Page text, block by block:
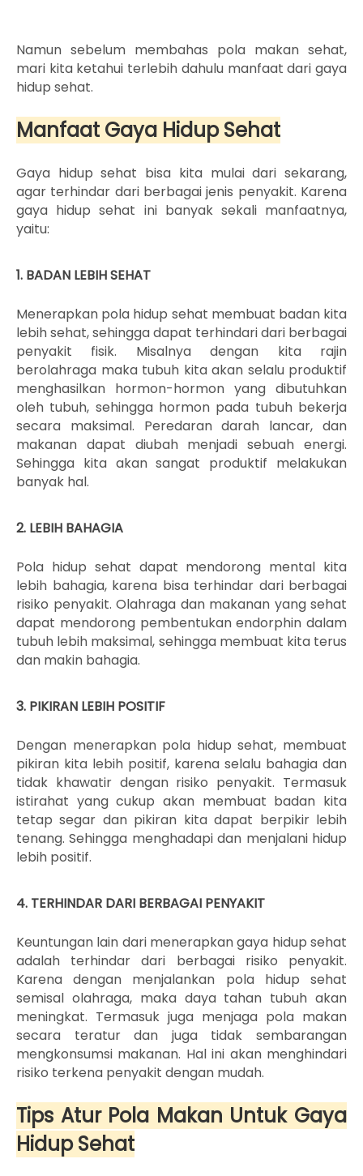
Namun sebelum membahas pola makan sehat,
mari kita ketahui terlebih dahulu manfaat dari gaya
hidup sehat.
Manfaat Gaya Hidup Sehat
Gaya hidup sehat bisa kita mulai dari sekarang,
agar terhindar dari berbagai jenis penyakit. Karena
gaya hidup sehat ini banyak sekali manfaatnya,
yaitu:
1. BADAN LEBIH SEHAT
Menerapkan pola hidup sehat membuat badan kita
lebih sehat, sehingga dapat terhindari dari berbagai
penyakit fisik. Misalnya dengan kita rajin
berolahraga maka tubuh kita akan selalu produktif
menghasilkan hormon-hormon yang dibutuhkan
oleh tubuh, sehingga hormon pada tubuh bekerja
secara maksimal. Peredaran darah lancar, dan
makanan dapat diubah menjadi sebuah energi.
Sehingga kita akan sangat produktif melakukan
banyak hal.
2. LEBIH BAHAGIA
Pola hidup sehat dapat mendorong mental kita
lebih bahagia, karena bisa terhindar dari berbagai
risiko penyakit. Olahraga dan makanan yang sehat
dapat mendorong pembentukan endorphin dalam
tubuh lebih maksimal, sehingga membuat kita terus
dan makin bahagia.
3. PIKIRAN LEBIH POSITIF
Dengan menerapkan pola hidup sehat, membuat
pikiran kita lebih positif, karena selalu bahagia dan
tidak khawatir dengan risiko penyakit. Termasuk
istirahat yang cukup akan membuat badan kita
tetap segar dan pikiran kita dapat berpikir lebih
tenang. Sehingga menghadapi dan menjalani hidup
lebih positif.
4. TERHINDAR DARI BERBAGAI PENYAKIT
Keuntungan lain dari menerapkan gaya hidup sehat
adalah terhindar dari berbagai risiko penyakit.
Karena dengan menjalankan pola hidup sehat
semisal olahraga, maka daya tahan tubuh akan
meningkat. Termasuk juga menjaga pola makan
secara teratur dan juga tidak sembarangan
mengkonsumsi makanan. Hal ini akan menghindari
risiko terkena penyakit dengan mudah.
Tips Atur Pola Makan Untuk Gaya
Hidup Sehat